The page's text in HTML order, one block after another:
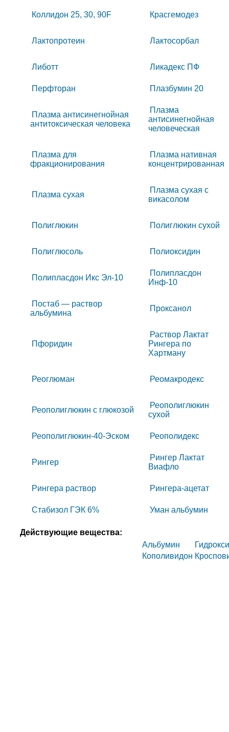
Коллидон 25, 30, 90F Красгемодез
Лактопротеин Лактосорбал
Либотт Ликадекс ПФ
Перфторан Плазбумин 20
Плазма антисинегнойная
антитоксическая человека
Плазма
антисинегнойная
человеческая
Плазма для
фракционирования
Плазма нативная
концентрированная
Плазма сухая
Плазма сухая с
викасолом
Полиглюкин Полиглюкин сухой
Полиглюсоль Полиоксидин
Полипласдон Икс Эл-10
Полипласдон
Инф-10
Постаб — раствор
альбумина
Проксанол
Пфоридин
Раствор Лактат
Рингера по
Хартману
Реоглюман Реомакродекс
Реополиглюкин c глюкозой
Реополиглюкин
сухой
Реополиглюкин-40-Эском Реополидекс
Рингер
Рингер Лактат
Виафло
Рингера раствор Рингера-ацетат
Стабизол ГЭК 6% Уман альбумин
Действующие вещества:
Альбумин
Кополивидон